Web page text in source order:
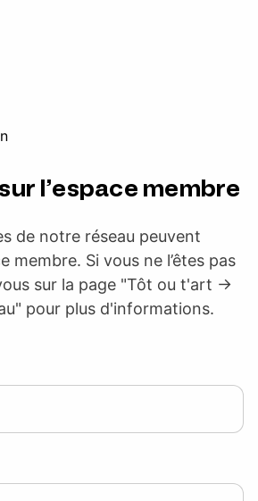
l’espace membre
de notre réseau peuvent
membre. Si vous ne l’êtes pas
sur la page "Tôt ou t'art ->
pour plus d'informations.